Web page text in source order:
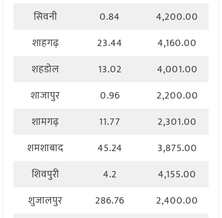
सिवनी
0.84
4,200.00
शाहगढ़
23.44
4,160.00
शहडोल
13.02
4,001.00
शाजापुर
0.96
2,200.00
शामगढ़
11.77
2,301.00
शमशाबाद
45.24
3,875.00
शिवपुरी
4.2
4,155.00
शुजालपुर
286.76
2,400.00